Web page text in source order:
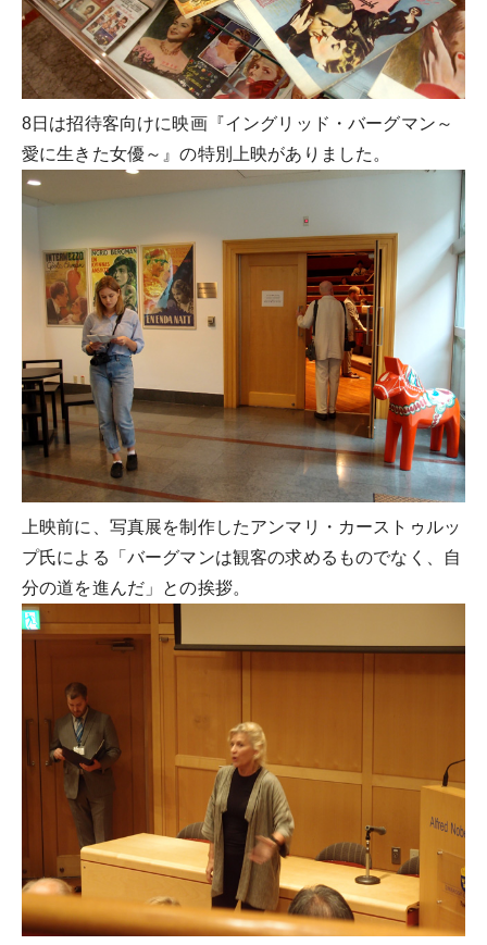
8日は招待客向けに映画『イングリッド・バーグマン～
愛に生きた女優～』の特別上映がありました。
上映前に、写真展を制作したアンマリ・カーストゥルッ
プ氏による「バーグマンは観客の求めるものでなく、自
分の道を進んだ」との挨拶。